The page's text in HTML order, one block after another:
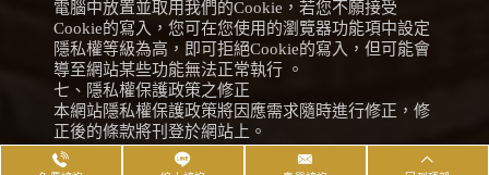
電腦中放置並取用我們的Cookie，若您不願接受
Cookie的寫入，您可在您使用的瀏覽器功能項中設定
隱私權等級為高，即可拒絕Cookie的寫入，但可能會
導至網站某些功能無法正常執行 。
七、隱私權保護政策之修正
本網站隱私權保護政策將因應需求隨時進行修正，修
正後的條款將刊登於網站上。